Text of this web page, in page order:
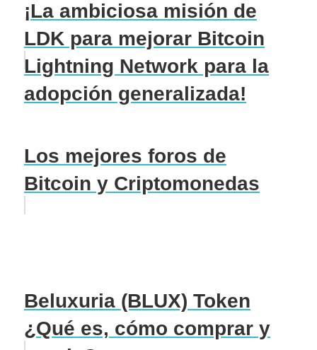
¡La ambiciosa misión de
LDK para mejorar Bitcoin
Lightning Network para la
adopción generalizada!
Los mejores foros de
Bitcoin y Criptomonedas
Beluxuria (BLUX) Token
¿Qué es, cómo comprar y